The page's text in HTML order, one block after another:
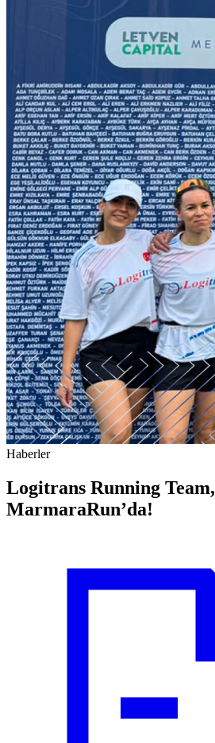
Haberler
Logitrans Running Team,
MarmaraRun’da!